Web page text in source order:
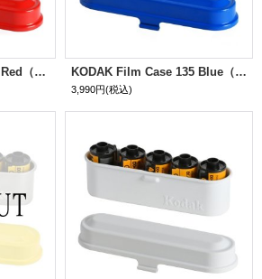
KODAK Film Case 135 Red（レッド） KODAK Film Case 135 Blue（ブルー）
3,990円(税込)